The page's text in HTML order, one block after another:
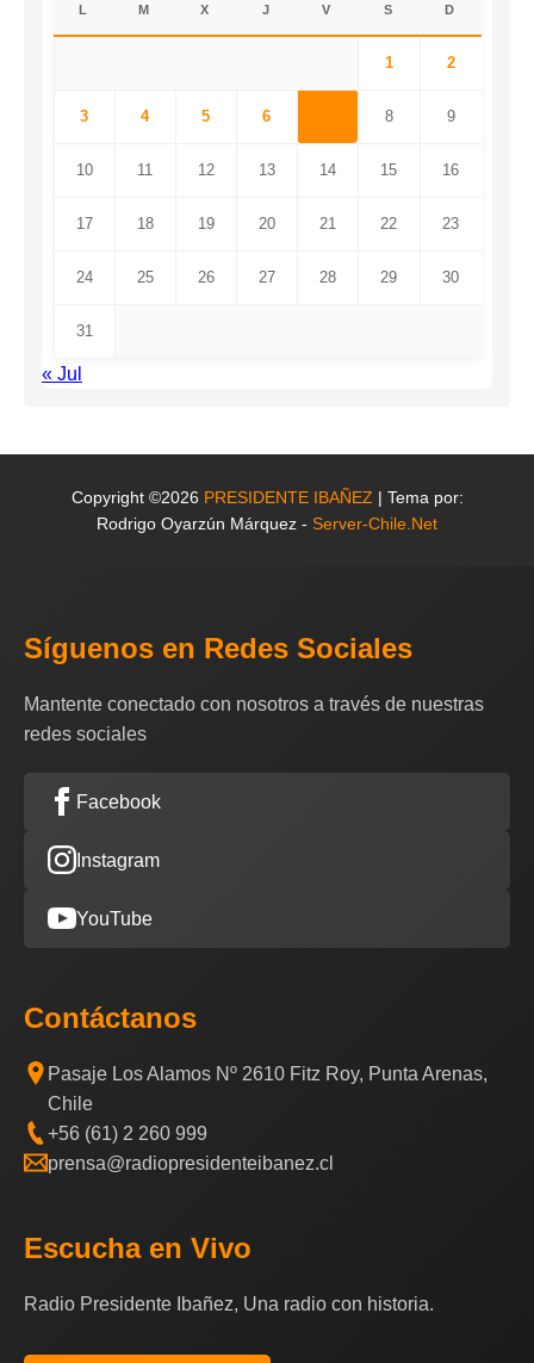
L M X J V S D
1 2
3 4 5 6 8 9
10 11 12 13 14 15 16
17 18 19 20 21 22 23
24 25 26 27 28 29 30
31
« Jul
Copyright ©2026 PRESIDENTE IBAÑEZ | Tema por:
Rodrigo Oyarzún Márquez - Server-Chile.Net
Síguenos en Redes Sociales
Mantente conectado con nosotros a través de nuestras
redes sociales
Facebook
Instagram
YouTube
Contáctanos
Pasaje Los Alamos Nº 2610 Fitz Roy, Punta Arenas,
Chile
+56 (61) 2 260 999
prensa@radiopresidenteibanez.cl
Escucha en Vivo
Radio Presidente Ibañez, Una radio con historia.